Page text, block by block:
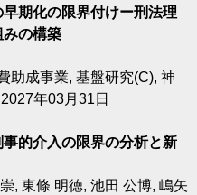
期化の限界付けー刑法理
みの構築
助成事業, 基盤研究(C), 神
年03月31日
的介入の限界の分析と新
, 東條 明徳, 池田 公博, 嶋矢